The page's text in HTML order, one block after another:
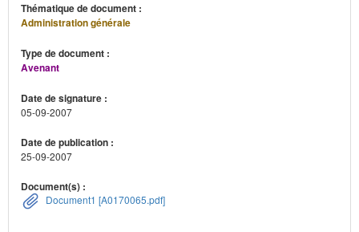
Thématique de document :
Administration générale
Type de document :
Avenant
Date de signature :
05-09-2007
Date de publication :
25-09-2007
Document(s) :
Document1 [A0170065.pdf]